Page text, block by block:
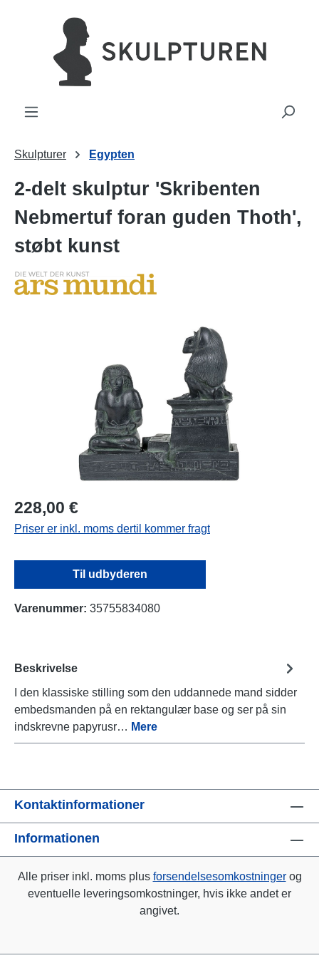
Skulpturer Egypten
2-delt skulptur 'Skribenten
Nebmertuf foran guden Thoth',
støbt kunst
228,00 €
Priser er inkl. moms dertil kommer fragt
Til udbyderen
Varenummer: 35755834080
Beskrivelse
I den klassiske stilling som den uddannede mand sidder
embedsmanden på en rektangulær base og ser på sin
indskrevne papyrusr… Mere
Kontaktinformationer
Informationen
Alle priser inkl. moms plus forsendelsesomkostningerog
eventuelle leveringsomkostninger, hvis ikke andet er
angivet.